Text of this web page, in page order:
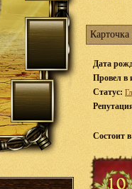
Карточка
Дата
Провел в
Статус:
Состоит в